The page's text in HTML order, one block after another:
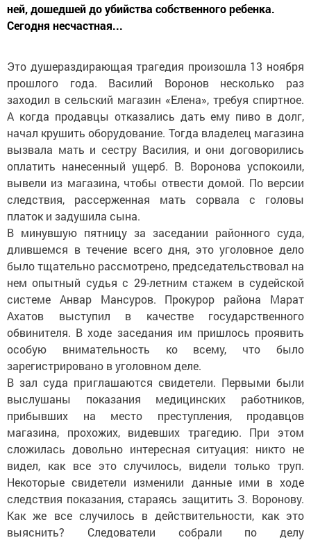
ней, дошедшей до убийства собственного ребенка.
Сегодня несчастная...
Это душераздирающая трагедия произошла 13 ноября
прошлого года. Василий Воронов несколько раз
заходил в сельский магазин «Елена», требуя спиртное.
А когда продавцы отказались дать ему пиво в долг,
начал крушить оборудование. Тогда владелец магазина
вызвала мать и сестру Василия, и они договорились
оплатить нанесенный ущерб. В. Воронова успокоили,
вывели из магазина, чтобы отвести домой. По версии
следствия, рассерженная мать сорвала с головы
платок и задушила сына.
В минувшую пятницу за заседании районного суда,
длившемся в течение всего дня, это уголовное дело
было тщательно рассмотрено, председательствовал на
нем опытный судья с 29-летним стажем в судейской
системе Анвар Мансуров. Прокурор района Марат
Ахатов выступил в качестве государственного
обвинителя. В ходе заседания им пришлось проявить
особую внимательность ко всему, что было
зарегистрировано в уголовном деле.
В зал суда приглашаются свидетели. Первыми были
выслушаны показания медицинских работников,
прибывших на место преступления, продавцов
магазина, прохожих, видевших трагедию. При этом
сложилась довольно интересная ситуация: никто не
видел, как все это случилось, видели только труп.
Некоторые свидетели изменили данные ими в ходе
следствия показания, стараясь защитить З. Воронову.
Как же все случилось в действительности, как это
выяснить? Следователи собрали по делу